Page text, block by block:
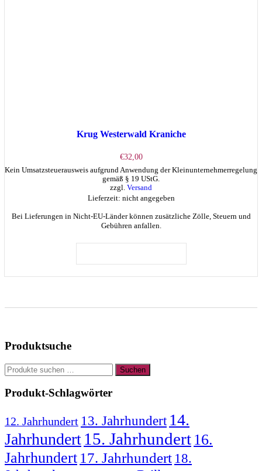
Krug Westerwald Kraniche
€32,00
Kein Umsatzsteuerausweis aufgrund Anwendung der Kleinunternehmerregelung
gemäß § 19 UStG.
zzgl. Versand
Lieferzeit: nicht angegeben
Bei Lieferungen in Nicht-EU-Länder können zusätzliche Zölle, Steuern und
Gebühren anfallen.
Produktsuche
Suchen
nach:
Suchen
Produkt-Schlagwörter
12. Jahrhundert 13. Jahrhundert 14.
Jahrhundert15. Jahrhundert 16.
Jahrhundert 17. Jahrhundert 18.